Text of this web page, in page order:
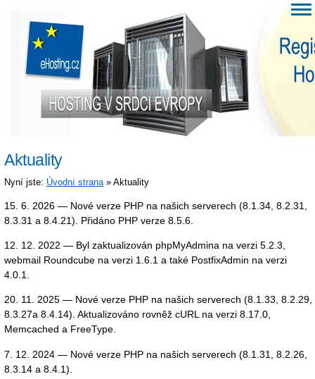
Aktuality
Nyní jste: Úvodní strana » Aktuality
15. 6. 2026 — Nové verze PHP na našich serverech (8.1.34, 8.2.31,
8.3.31 a 8.4.21). Přidáno PHP verze 8.5.6.
12. 12. 2022 — Byl zaktualizován phpMyAdmina na verzi 5.2.3,
webmail Roundcube na verzi 1.6.1 a také PostfixAdmin na verzi
4.0.1.
20. 11. 2025 — Nové verze PHP na našich serverech (8.1.33, 8.2.29,
8.3.27a 8.4.14). Aktualizováno rovněž cURL na verzi 8.17.0,
Memcached a FreeType.
7. 12. 2024 — Nové verze PHP na našich serverech (8.1.31, 8.2.26,
8.3.14 a 8.4.1).